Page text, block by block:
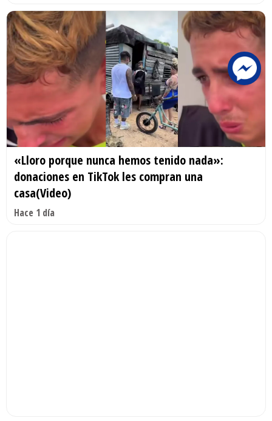
«Lloro porque nunca hemos tenido nada»:
donaciones en TikTok les compran una
casa(Video)
Hace 1 día